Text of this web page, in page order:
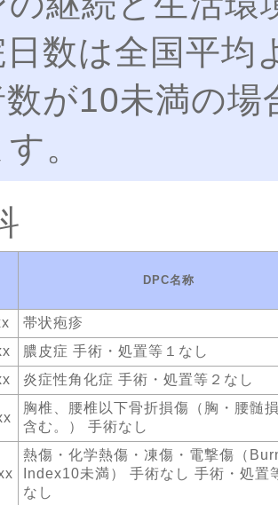
数は全国平均
が10未満の場
。
DPC名称
帯状疱疹
膿皮症 手術・処置等１なし
炎症性角化症 手術・処置等２なし
胸椎、腰椎以下骨折損傷（胸・腰髄
含む。） 手術なし
熱傷・化学熱傷・凍傷・電撃傷（
Index10未満） 手術なし 手術・処置
なし